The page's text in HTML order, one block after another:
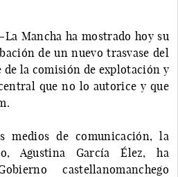
Mancha ha mostrado hoy su
de un nuevo trasvase del
de la comisión de explotación y
que no lo autorice y que
medios de comunicación, la
Agustina García Élez, ha
castellanomanchego